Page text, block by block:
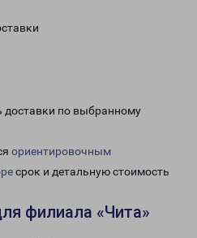
по выбранному
ориентировочным
срок и детальную стоимость
филиала «Чита»